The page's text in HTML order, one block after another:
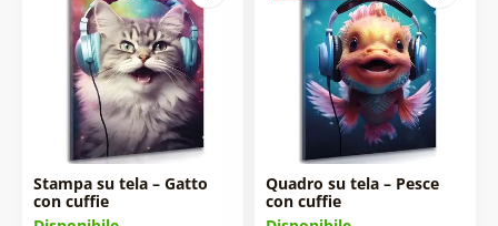
Stampa su tela – Gatto
con cuffie
Quadro su tela – Pesce
con cuffie